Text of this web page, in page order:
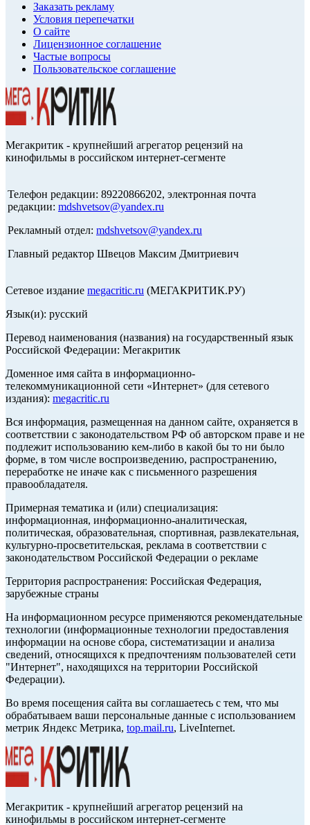
Заказать рекламу
Условия перепечатки
О сайте
Лицензионное соглашение
Частые вопросы
Пользовательское соглашение
Мегакритик - крупнейший агрегатор рецензий на
кинофильмы в российском интернет-сегменте
Телефон редакции: 89220866202, электронная почта
редакции: mdshvetsov@yandex.ru
Рекламный отдел: mdshvetsov@yandex.ru
Главный редактор Швецов Максим Дмитриевич
Сетевое издание megacritic.ru (МЕГАКРИТИК.РУ)
Язык(и): русский
Перевод наименования (названия) на государственный язык
Российской Федерации: Мегакритик
Доменное имя сайта в информационно-
телекоммуникационной сети «Интернет» (для сетевого
издания): megacritic.ru
Вся информация, размещенная на данном сайте, охраняется в
соответствии с законодательством РФ об авторском праве и не
подлежит использованию кем-либо в какой бы то ни было
форме, в том числе воспроизведению, распространению,
переработке не иначе как с письменного разрешения
правообладателя.
Примерная тематика и (или) специализация:
информационная, информационно-аналитическая,
политическая, образовательная, спортивная, развлекательная,
культурно-просветительская, реклама в соответствии с
законодательством Российской Федерации о рекламе
Территория распространения: Российская Федерация,
зарубежные страны
На информационном ресурсе применяются рекомендательные
технологии (информационные технологии предоставления
информации на основе сбора, систематизации и анализа
сведений, относящихся к предпочтениям пользователей сети
"Интернет", находящихся на территории Российской
Федерации).
Во время посещения сайта вы соглашаетесь с тем, что мы
обрабатываем ваши персональные данные с использованием
метрик Яндекс Метрика, top.mail.ru, LiveInternet.
Мегакритик - крупнейший агрегатор рецензий на
кинофильмы в российском интернет-сегменте